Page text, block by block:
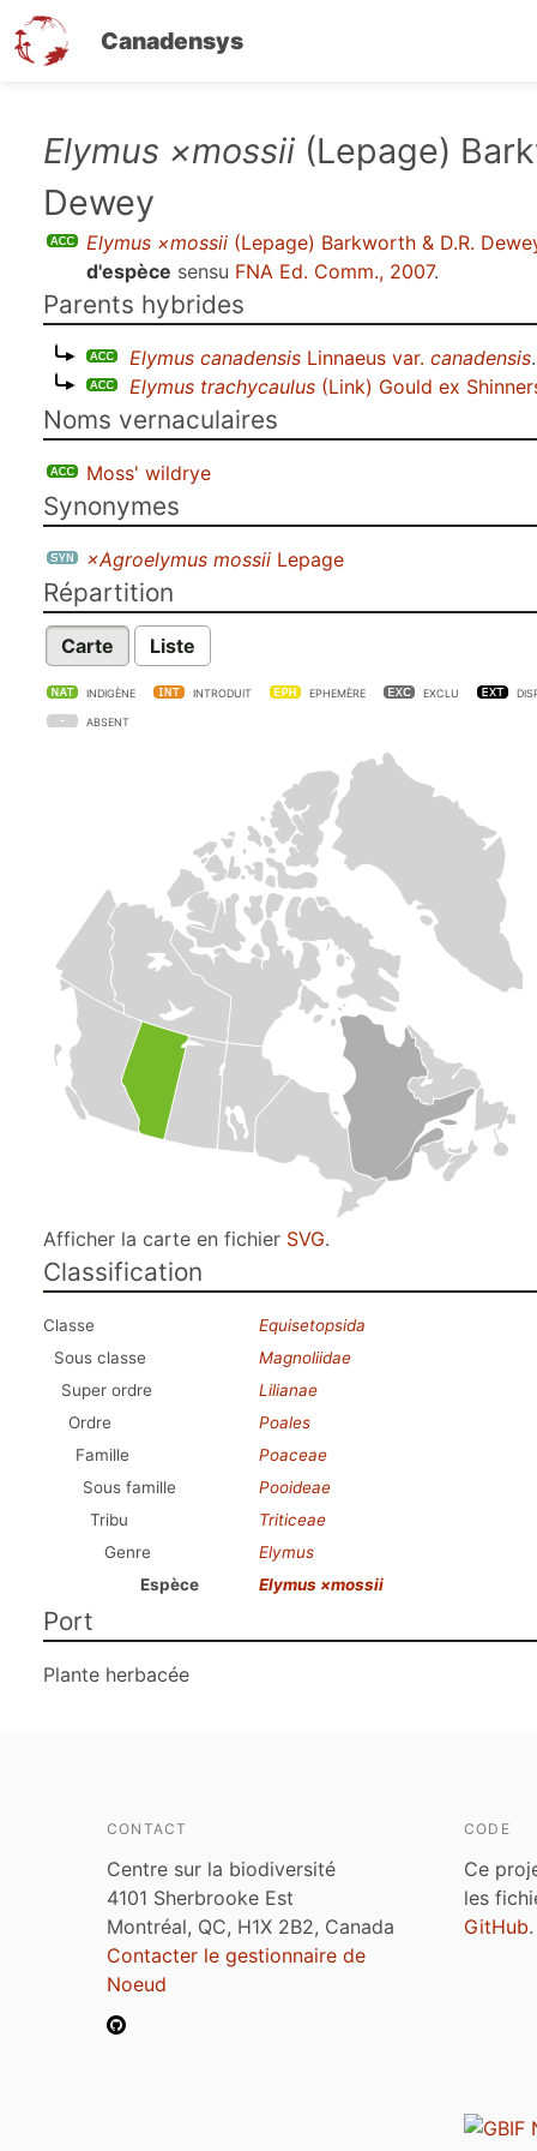
Canadensys
contenu
Elymus ×mossii (Lepage)
Dewey
Elymus ×mossii (Lepage) Barkworth & D.R.
d'espèce sensu FNA Ed. Comm., 2007.
Parents hybrides
Elymus canadensis Linnaeus var. canadensis.
Elymus trachycaulus (Link) Gould ex
Noms vernaculaires
Moss' wildrye
Synonymes
×Agroelymus mossii Lepage
Répartition
Carte Liste
INDIGÈNE INTRODUIT EPHEMÈRE EXCLU
ABSENT
Afficher la carte en fichier SVG.
Classification
Classe
Equisetopsida
Sous classe
Magnoliidae
Super ordre
Lilianae
Ordre
Poales
Famille
Poaceae
Sous famille
Pooideae
Tribu
Triticeae
Genre
Elymus
Espèce
Elymus ×mossii
Port
Plante herbacée
CONTACT
Centre sur la biodiversité
4101 Sherbrooke Est
Montréal, QC, H1X 2B2, Canada
Contacter le gestionnaire de
Noeud
CODE
Ce
les
GitHub.